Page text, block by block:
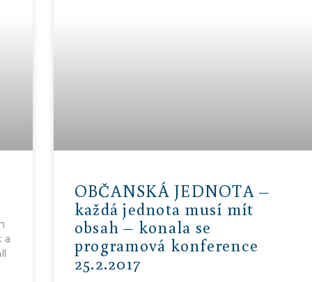
a
OBČANSKÁ JEDNOTA –
každá jednota musí mít
obsah – konala se
programová konference
25.2.2017